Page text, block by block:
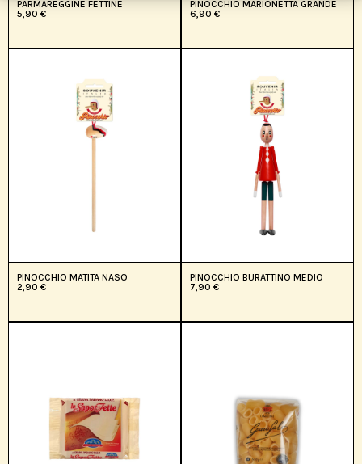
PARMAREGGINE FETTINE
5,90 €
PINOCCHIO MARIONETTA GRANDE
6,90 €
PINOCCHIO MATITA NASO
2,90 €
PINOCCHIO BURATTINO MEDIO
7,90 €